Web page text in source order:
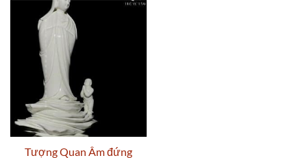
Tượng Quan Âm đứng